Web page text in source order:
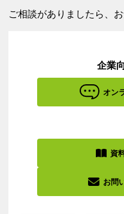
ご相談がありましたら、
企業
オン
資
お問